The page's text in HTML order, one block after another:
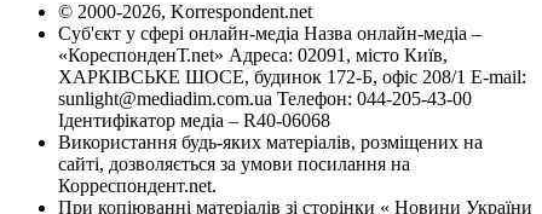
© 2000-2026, Korrespondent.net
Суб'єкт у сфері онлайн-медіа Назва онлайн-медіа –
«КореспонденТ.net» Адреса: 02091, місто Київ,
ХАРКІВСЬКЕ ШОСЕ, будинок 172-Б, офіс 208/1 E-mail:
sunlight@mediadim.com.ua Телефон: 044-205-43-00
Ідентифікатор медіа – R40-06068
Використання будь-яких матеріалів, розміщених на
сайті, дозволяється за умови посилання на
Корреспондент.net.
При копіюванні матеріалів зі сторінки « Новини України